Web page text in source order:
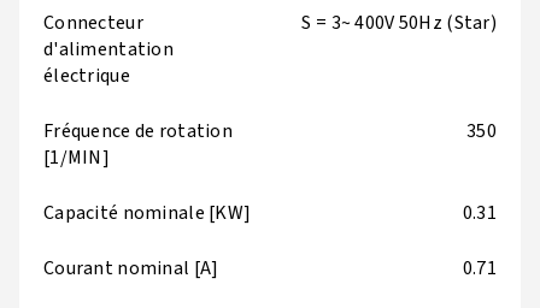
Connecteur
d'alimentation
électrique
S = 3~ 400V 50Hz (Star)
Fréquence de rotation
[1/MIN]
350
Capacité nominale [KW] 0.31
Courant nominal [A] 0.71